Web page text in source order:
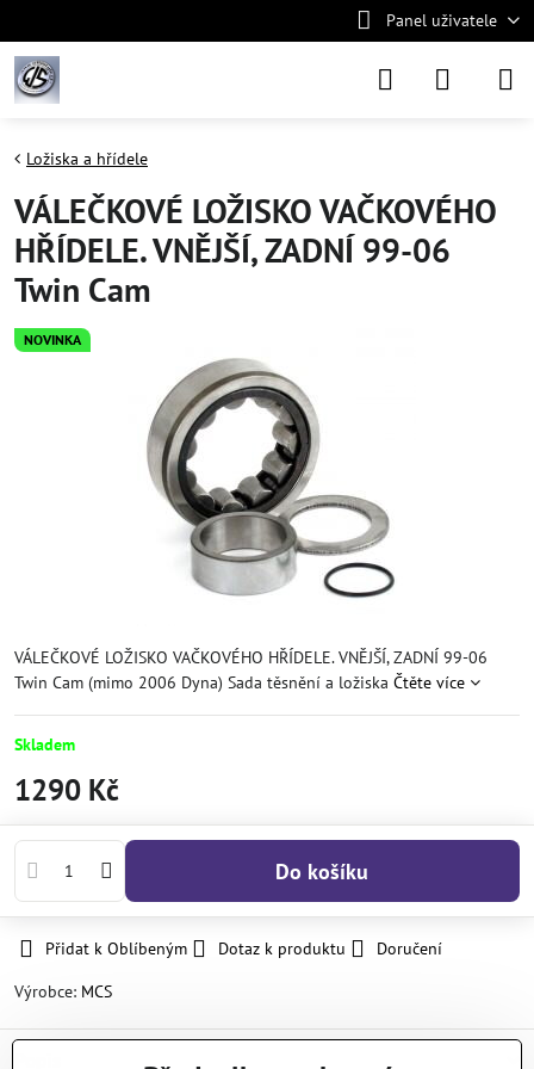
Panel uživatele
NOVINKA
Ložiska a hřídele
VÁLEČKOVÉ LOŽISKO VAČKOVÉHO
HŘÍDELE. VNĚJŠÍ, ZADNÍ 99-06
Twin Cam
VÁLEČKOVÉ LOŽISKO VAČKOVÉHO HŘÍDELE. VNĚJŠÍ, ZADNÍ 99-06
Twin Cam (mimo 2006 Dyna) Sada těsnění a ložiska Čtěte více
Skladem
1290 Kč
Do košíku
Přidat k Oblíbeným Dotaz k produktu
Doručení
Výrobce: MCS